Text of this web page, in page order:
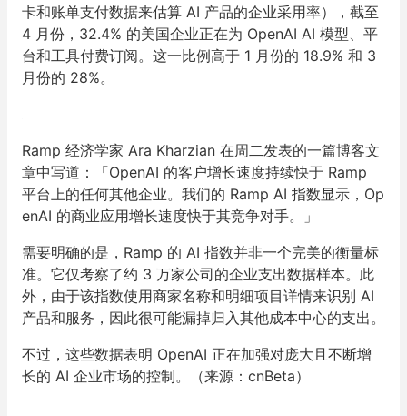
卡和账单支付数据来估算 AI 产品的企业采用率），截至
4 月份，32.4% 的美国企业正在为 OpenAI AI 模型、平
台和工具付费订阅。这一比例高于 1 月份的 18.9% 和 3
月份的 28%。
Ramp 经济学家 Ara Kharzian 在周二发表的一篇博客文
章中写道：「OpenAI 的客户增长速度持续快于 Ramp
平台上的任何其他企业。我们的 Ramp AI 指数显示，Op
enAI 的商业应用增长速度快于其竞争对手。」
需要明确的是，Ramp 的 AI 指数并非一个完美的衡量标
准。它仅考察了约 3 万家公司的企业支出数据样本。此
外，由于该指数使用商家名称和明细项目详情来识别 AI
产品和服务，因此很可能漏掉归入其他成本中心的支出。
不过，这些数据表明 OpenAI 正在加强对庞大且不断增
长的 AI 企业市场的控制。（来源：cnBeta）